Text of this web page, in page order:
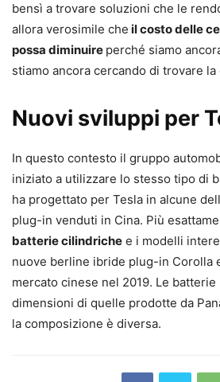
bensì a trovare soluzioni che le
allora verosimile che il costo delle
possa diminuire perché siamo
stiamo ancora cercando di trovare
Nuovi sviluppi per
In questo contesto il gruppo
iniziato a utilizzare lo stesso tipo di
ha progettato per Tesla in alcune
plug-in venduti in Cina. Più
batterie cilindriche e i modelli
nuove berline ibride plug-in Corolla
mercato cinese nel 2019. Le
dimensioni di quelle prodotte da
la composizione è diversa.